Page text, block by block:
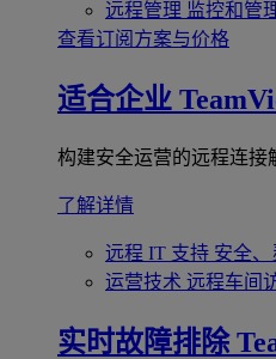
远程管理 监控和管
查看订阅方案与价格
适合企业
构建安全运营的远程连接
了解详情
远程 IT 支持 安全
运营技术 远程车间
实时故障排除